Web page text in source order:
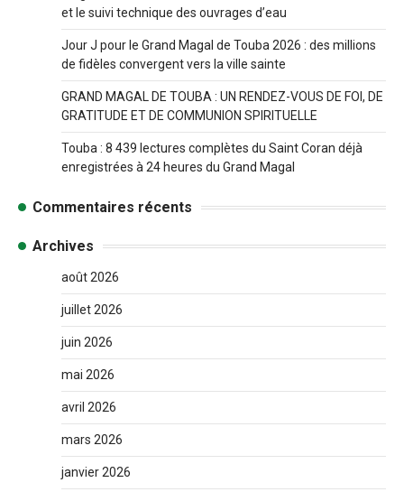
et le suivi technique des ouvrages d’eau
Jour J pour le Grand Magal de Touba 2026 : des millions
de fidèles convergent vers la ville sainte
GRAND MAGAL DE TOUBA : UN RENDEZ-VOUS DE FOI, DE
GRATITUDE ET DE COMMUNION SPIRITUELLE
Touba : 8 439 lectures complètes du Saint Coran déjà
enregistrées à 24 heures du Grand Magal
Commentaires récents
Archives
août 2026
juillet 2026
juin 2026
mai 2026
avril 2026
mars 2026
janvier 2026